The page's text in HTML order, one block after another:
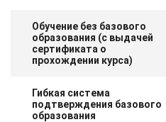
Обучение без базового
образования (с выдачей
сертификата о
прохождении курса)
Гибкая система
подтверждения базового
образования
ChatApp
online